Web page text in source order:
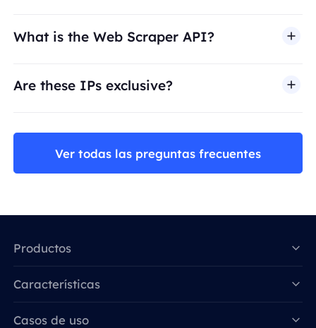
What is the Web Scraper API?
Are these IPs exclusive?
Ver todas las preguntas frecuentes
Productos
Características
Casos de uso